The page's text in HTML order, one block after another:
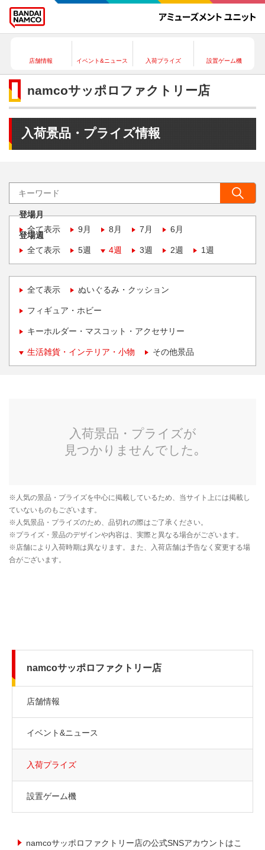
店舗情報 イベント&ニュース 入荷プライズ 設置ゲーム機
namcoサッポロファクトリー店
入荷景品・プライズ情報
登場月
全て表示
9月 8月 7月 6月
登場週
全て表示
5週 4週 3週 2週 1週
全て表示 ぬいぐるみ・クッション
フィギュア・ホビー
キーホルダー・マスコット・アクセサリー
生活雑貨・インテリア・小物 その他景品
namcoサッポロファクトリー店
店舗情報
イベント&ニュース
入荷プライズ
設置ゲーム機
namcoサッポロファクトリー店の公式SNSアカウントはこ